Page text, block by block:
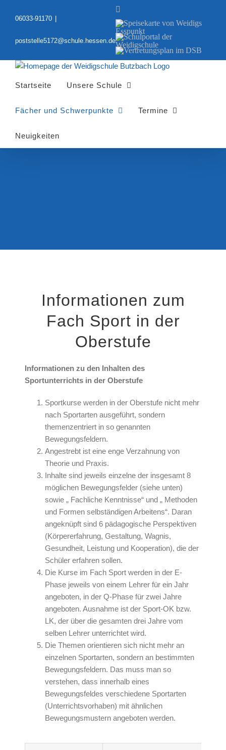
Inhalt06033-91170
poststelle5172@schule.hessen.de
Speisekarte
von
Weidigs
Esspunkt
Schulportal
der
Weidigschule
Vertretungsplan
DSB
Startseite Unsere Schule
Fächer und Schwerpunkte Termine
Neuigkeiten
Informationen zum
Fach Sport in der
Oberstufe
Informationen zu den Inhalten des
Sportunterrichts in der Oberstufe
Sportkurse werden in der Oberstufe nicht mehr
nach Sportarten ausgeführt, sondern
themenzentriert in so genannten
Bewegungsfeldern.
Angestrebt ist eine enge Verzahnung von
Theorie und Praxis.
Inhalte sind jeweils einzelne der insgesamt 8
möglichen Bewegungsfelder (siehe unten)
sowie „ Fachliche Kenntnisse“ und „ Methoden
und Formen selbständigen Arbeitens“. Daran
angeknüpft sind 6 pädagogische Perspektiven
(Körpererfahrung, Gestaltung, Wagnis,
Gesundheit, Leistung und Kooperation), die der
Schüler erfahren sollen.
Die Kurse im Fach Sport werden in der E-
Phase jeweils von einem Lehrer für ein Jahr
angeboten, in der Q-Phase für zwei Jahre
angeboten. Ausnahme ist der Sport-OK bzw.
LK, der über die gesamten drei Jahre vom
selben Lehrer unterrichtet wird.
Die Themen orientieren sich nicht mehr an
einzelnen Sportarten, sondern an bestimmten
Bewegungsfeldern. Das muss man so
verstehen, dass innerhalb eines
Bewegungsfeldes verschiedene Sportarten
(Unterrichtsvorhaben) mit ähnlichen
Bewegungsmustern angeboten werden.